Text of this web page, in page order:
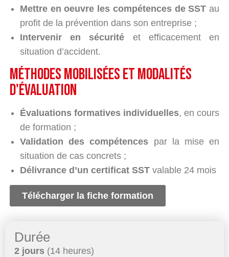
Mettre en oeuvre les compétences de SST au
profit de la prévention dans son entreprise ;
Intervenir en sécurité et efficacement en
situation d’accident.
méthodes mobilisées et modalités
d'évaluation
Évaluations formatives individuelles, en cours
de formation ;
Validation des compétences par la mise en
situation de cas concrets ;
Délivrance d’un certificat SST valable 24 mois
Télécharger la fiche formation
Durée
2 jours (14 heures)